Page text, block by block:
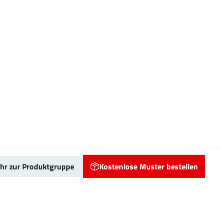
zur Produktgruppe Kostenlose Muster bestellen